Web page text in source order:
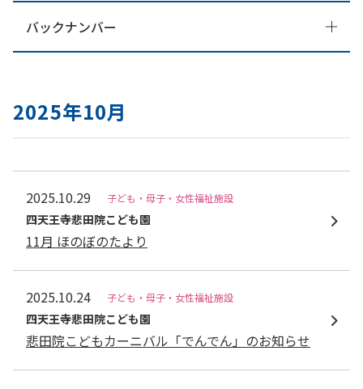
2025年10月
2025.10.29 子ども・母子・女性福祉施設
四天王寺悲⽥院こども園
11月 ほのぼのたより
2025.10.24 子ども・母子・女性福祉施設
四天王寺悲⽥院こども園
悲田院こどもカーニバル「でんでん」のお知らせ
バックナンバー